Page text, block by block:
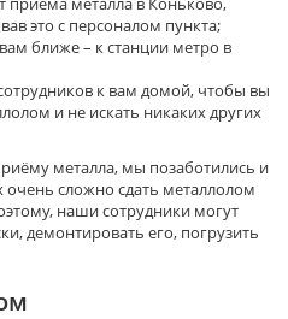
это с персоналом пункта;
ближе – к станции метро в
к вам домой, чтобы вы
и не искать никаких других
металла, мы позаботились и
очень сложно сдать металлолом
наши сотрудники могут
демонтировать его, погрузить